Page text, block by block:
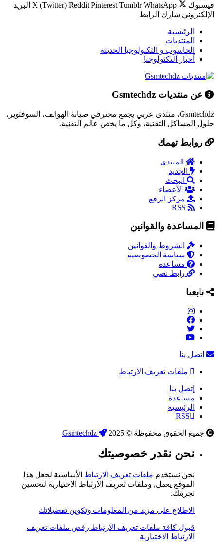
فيسبوك
X (Twitter) Reddit Pinterest Tumblr WhatsApp
البريد
الإلكتروني شارك الرابط
الرئيسية
المنتديات
الحاسوب و التكنولوجيا الحديثة
أخبار التكنولوجيا
عن منتديات Gsmtechdz
Gsmtechdz، منتدى عربي يجمع محترفي صيانة الهواتف، السوفتوير،
حلول المشاكل التقنية، وكل ما يخص عالم التقنية.
روابط تهمك
المنتدى
الجديد
البحث
الأعضاء
مركز الرفع
المساعدة والقوانين
الشروط والقوانين
سياسة الخصوصية
مساعدة
رابط نصي
تابعنا
اتصل بنا
ملفات تعريف الارتباط
إتصل بنا
مساعدة
الرئيسية
RSS
جميع الحقوق محفوظة © 2025
نحن نقدر خصوصيتك
نحن نستخدم ملفات تعريف الارتباط الأساسية لجعل هذا
الموقع يعمل, وملفات تعريف الارتباط الاختيارية لتحسين
تجربتك.
الاطلاع على مزيد من المعلومات وتكوين تفضيلاتك
قبول كافة ملفات تعريف الارتباط رفض ملفات تعريف
الارتباط الاختيارية